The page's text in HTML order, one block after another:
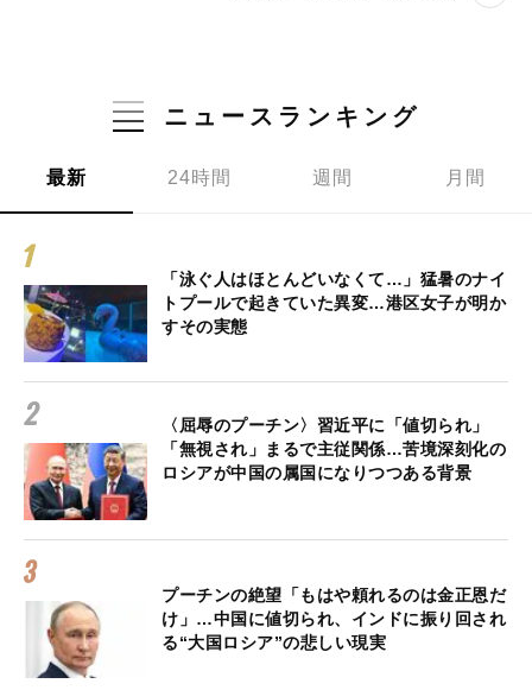
ニュースランキング
最新 24時間 週間 月間
「泳ぐ人はほとんどいなくて…」猛暑のナイ
トプールで起きていた異変…港区女子が明か
すその実態
〈屈辱のプーチン〉習近平に「値切られ」
「無視され」まるで主従関係…苦境深刻化の
ロシアが中国の属国になりつつある背景
プーチンの絶望「もはや頼れるのは金正恩だ
け」…中国に値切られ、インドに振り回され
る“大国ロシア”の悲しい現実